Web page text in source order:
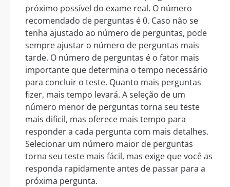
próximo possível do exame real. O número
recomendado de perguntas é 0. Caso não se
tenha ajustado ao número de perguntas, pode
sempre ajustar o número de perguntas mais
tarde. O número de perguntas é o fator mais
importante que determina o tempo necessário
para concluir o teste. Quanto mais perguntas
fizer, mais tempo levará. A seleção de um
número menor de perguntas torna seu teste
mais difícil, mas oferece mais tempo para
responder a cada pergunta com mais detalhes.
Selecionar um número maior de perguntas
torna seu teste mais fácil, mas exige que você as
responda rapidamente antes de passar para a
próxima pergunta.